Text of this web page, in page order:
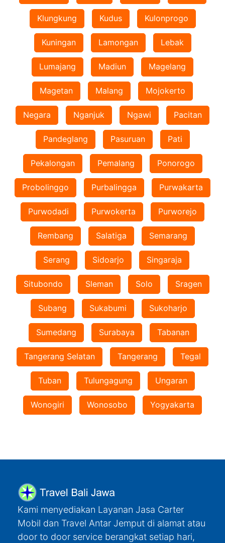
Klungkung Kudus Kulonprogo
Kuningan Lamongan Lebak
Lumajang Madiun Magelang
Magetan Malang Mojokerto
Negara Nganjuk Ngawi Pacitan
Pandeglang Pasuruan Pati
Pekalongan Pemalang Ponorogo
Probolinggo Purbalingga Purwakarta
Purwodadi Purwokerta Purworejo
Rembang Salatiga Semarang
Serang Sidoarjo Singaraja
Situbondo Sleman Solo Sragen
Subang Sukabumi Sukoharjo
Sumedang Surabaya Tabanan
Tangerang Selatan Tangerang Tegal
Tuban Tulungagung Ungaran
Wonogiri Wonosobo Yogyakarta
Kami menyediakan Layanan Jasa Carter
Mobil dan Travel Antar Jemput di alamat atau
door to door service berangkat setiap hari,